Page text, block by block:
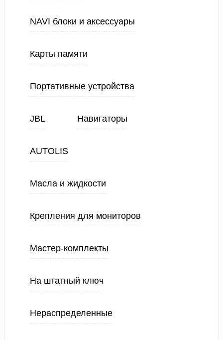
NAVI блоки и аксессуары
Карты памяти
Портативные устройства
JBL Навигаторы
AUTOLIS
Масла и жидкости
Крепления для мониторов
Мастер-комплекты
На штатный ключ
Нераспределенные